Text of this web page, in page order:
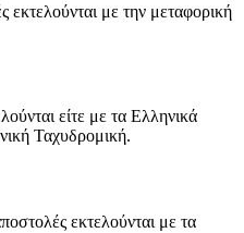
εκτελούνται με την μεταφορική
είτε με τα Ελληνικά
Ταχυδρομική.
εκτελούνται με τα